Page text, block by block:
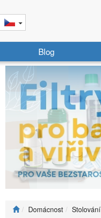
Blog
Domácnost Stolování